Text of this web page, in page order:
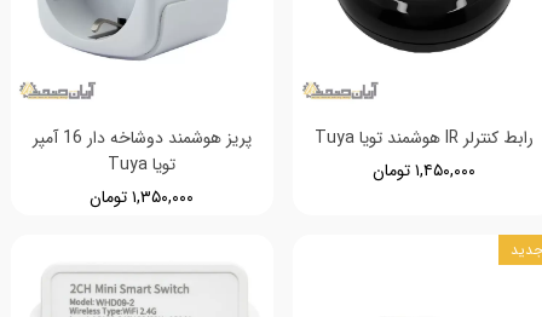
رابط کنترلر IR هوشمند تویا Tuya
۱,۴۵۰,۰۰۰ تومان
پریز هوشمند دوشاخه دار 16 آمپر
تویا Tuya
۱,۳۵۰,۰۰۰ تومان